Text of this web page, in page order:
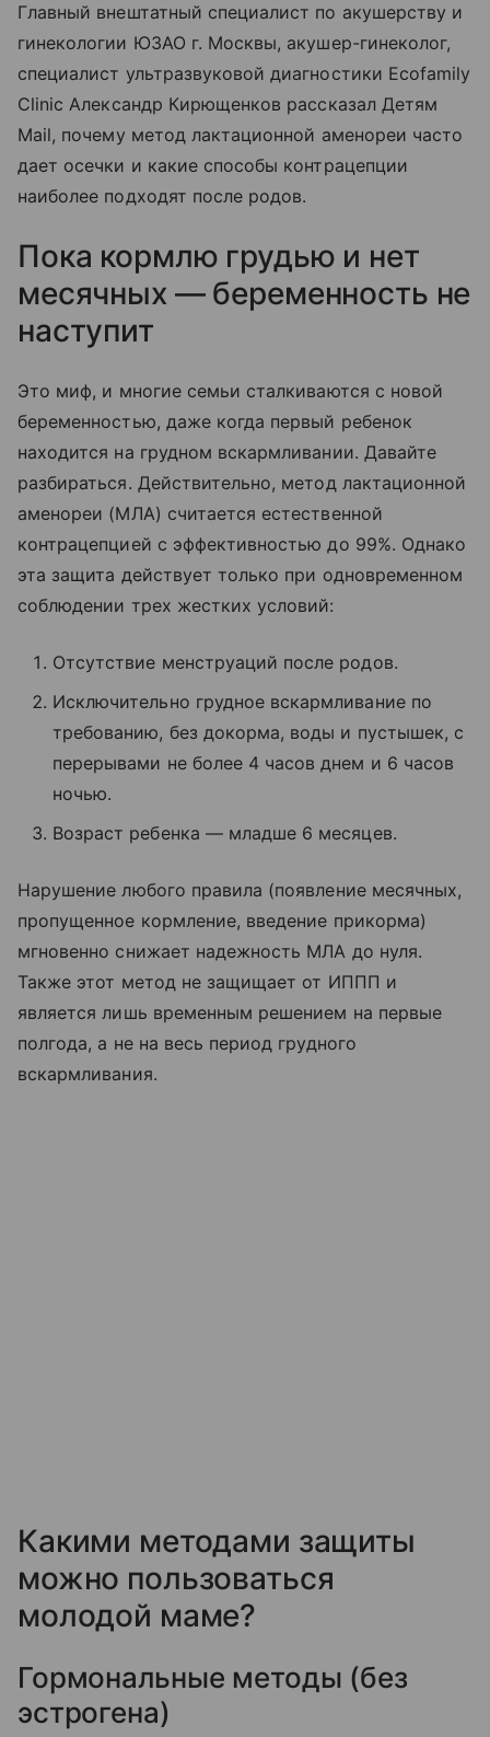
Главный внештатный специалист по акушерству и
гинекологии ЮЗАО г. Москвы, акушер-гинеколог,
специалист ультразвуковой диагностики Ecofamily
Clinic Александр Кирющенков рассказал Детям
Mail, почему метод лактационной аменореи часто
дает осечки и какие способы контрацепции
наиболее подходят после родов.
Пока кормлю грудью и нет
месячных — беременность не
наступит
Это миф, и многие семьи сталкиваются с новой
беременностью, даже когда первый ребенок
находится на грудном вскармливании. Давайте
разбираться. Действительно, метод лактационной
аменореи (МЛА) считается естественной
контрацепцией с эффективностью до 99%. Однако
эта защита действует только при одновременном
соблюдении трех жестких условий:
Отсутствие менструаций после родов.
Исключительно грудное вскармливание по
требованию, без докорма, воды и пустышек, с
перерывами не более 4 часов днем и 6 часов
ночью.
Возраст ребенка — младше 6 месяцев.
Нарушение любого правила (появление месячных,
пропущенное кормление, введение прикорма)
мгновенно снижает надежность МЛА до нуля.
Также этот метод не защищает от ИППП и
является лишь временным решением на первые
полгода, а не на весь период грудного
вскармливания.
Какими методами защиты
можно пользоваться
молодой маме?
Гормональные методы (без
эстрогена)